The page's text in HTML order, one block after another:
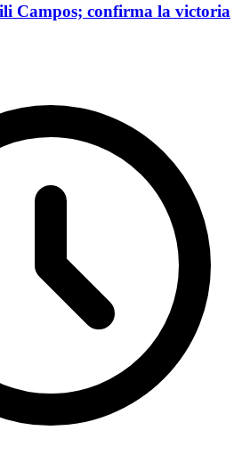
Campos; confirma la victoria